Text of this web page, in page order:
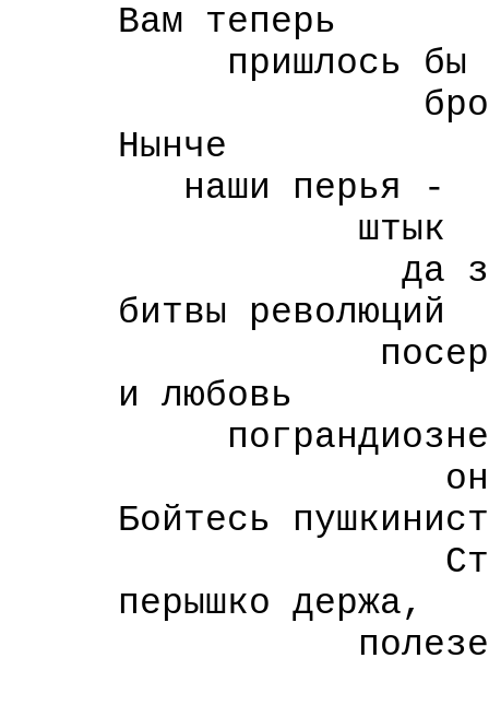
Вам теперь
пришлось бы
бросить
Нынче
наши перья -
штык
да зубья
битвы революций
и любовь
Бойтесь
перышко держа,